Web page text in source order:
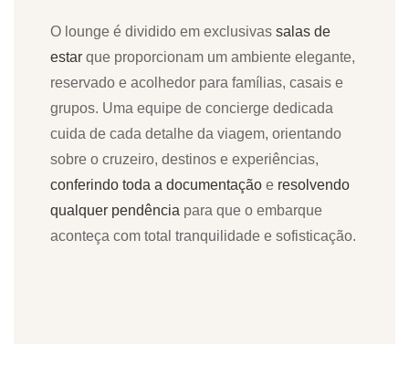
O lounge é dividido em exclusivas salas de
estar que proporcionam um ambiente elegante,
reservado e acolhedor para famílias, casais e
grupos. Uma equipe de concierge dedicada
cuida de cada detalhe da viagem, orientando
sobre o cruzeiro, destinos e experiências,
conferindo toda a documentação e resolvendo
qualquer pendência para que o embarque
aconteça com total tranquilidade e sofisticação.